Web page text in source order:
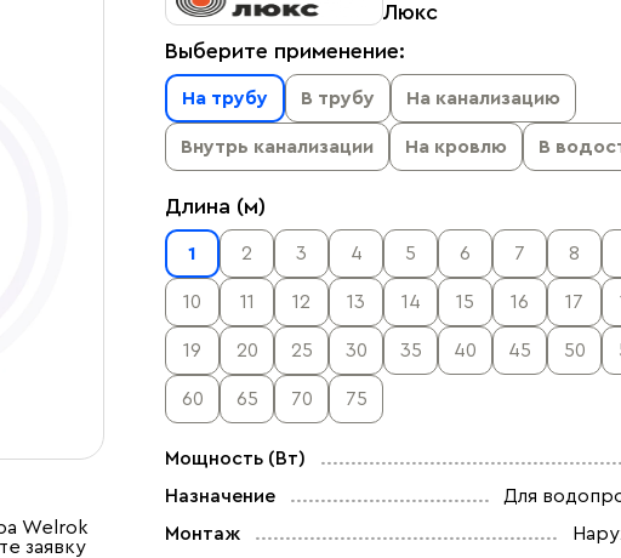
Welrok
заявку
Люкс
Выберите применение:
На трубу В трубу На канализацию
Внутрь канализации На кровлю В
Длина (м)
1 2 3 4 5 6 7 8
10 11 12 13 14 15 16 17
19 20 25 30 35 40 45 50
60 65 70 75
Мощность (Вт)
Назначение
Для
Монтаж